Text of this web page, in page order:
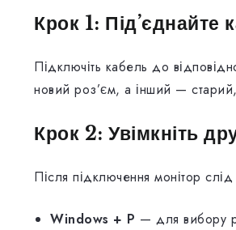
Крок 1: Під’єднайте
Підключіть кабель до
новий роз’єм, а інший —
Крок 2: Увімкніть
Після підключення монітор
Windows + P — для вибору